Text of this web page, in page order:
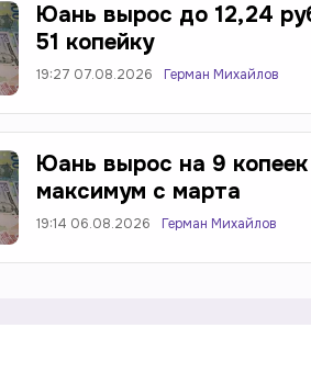
Юань вырос до 12,24
51 копейку
19:27 07.08.2026 Герман Михайлов
Юань вырос на 9
максимум с марта
19:14 06.08.2026 Герман Михайлов